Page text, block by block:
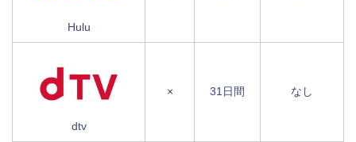
Hulu
dtv
× 31日間 なし